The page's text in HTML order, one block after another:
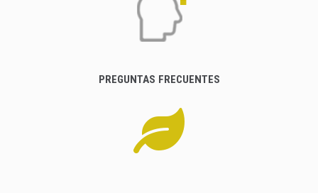
PREGUNTAS FRECUENTES